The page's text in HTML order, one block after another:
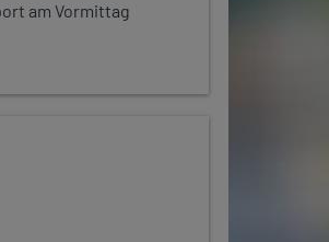
am Vormittag